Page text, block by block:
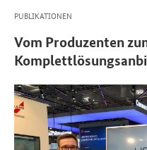
PUBLIKATIONEN
Vom Produzenten